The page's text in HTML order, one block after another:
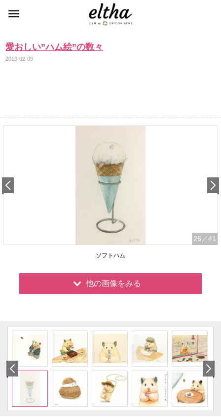
愛おしい”ハム絵”の数々
2019-02-09
26 ／41
ソフトハム
他の画像をみる